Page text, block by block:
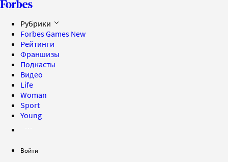
Рубрики
Forbes Games New
Рейтинги
Франшизы
Подкасты
Видео
Life
Woman
Sport
Young
Войти